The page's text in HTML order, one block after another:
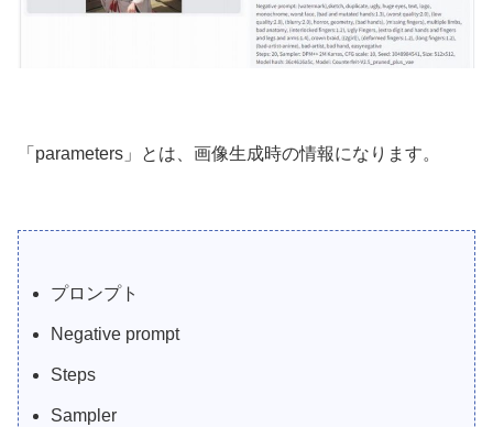
「parameters」とは、画像生成時の情報になります。
プロンプト
Negative prompt
Steps
Sampler